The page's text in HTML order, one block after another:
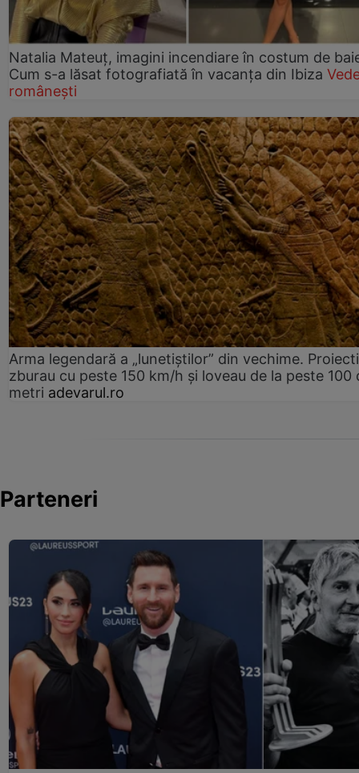
Natalia Mateuț, imagini incendiare în costum de
Cum s-a lăsat fotografiată în vacanța din Ibiza
românești
Arma legendară a „lunetiștilor” din vechime.
zburau cu peste 150 km/h și loveau de la peste 100
metri adevarul.ro
Parteneri